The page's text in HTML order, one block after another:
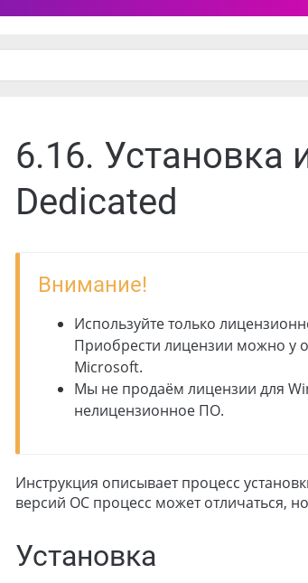
6.16. Установка
Dedicated
Внимание!
Используйте только
Приобрести лицензии можно у
Microsoft.
Мы не продаём лицензии для
нелицензионное ПО.
Инструкция описывает процесс
версий ОС процесс может отличаться,
Установка